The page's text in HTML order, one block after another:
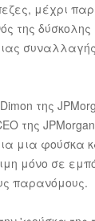
μέχρι
της
της
της
μια φούσκα
μόνο σε
παρανόμους.